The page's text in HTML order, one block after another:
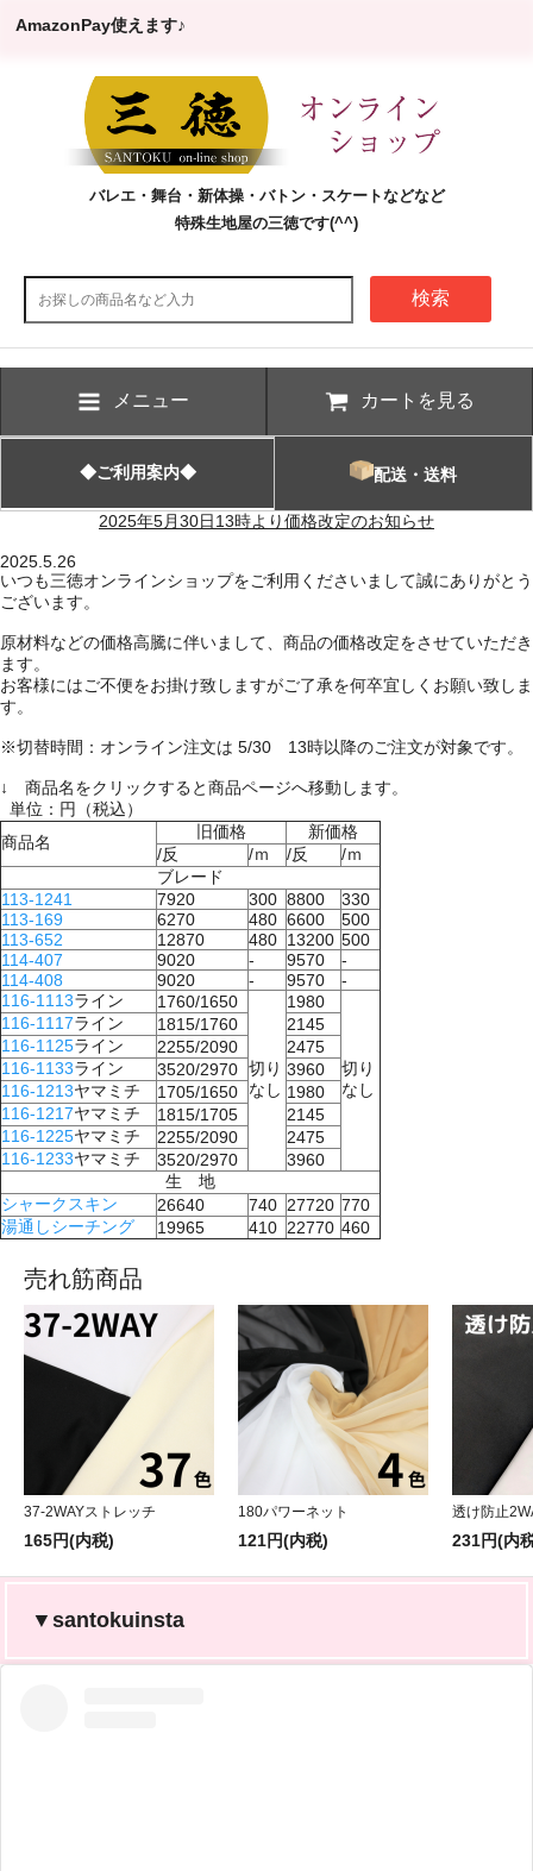
AmazonPay使えます♪
バレエ・舞台・新体操・バトン・スケートなどなど
特殊生地屋の三徳です(^^)
検索
メニュー カートを見る
◆ご利用案内◆ 配送・送料
2025年5月30日13時より価格改定のお知らせ
2025.5.26
いつも三徳オンラインショップをご利用くださいまして誠にありがとう
ございます。
原材料などの価格高騰に伴いまして、商品の価格改定をさせていただき
ます。
お客様にはご不便をお掛け致しますがご了承を何卒宜しくお願い致しま
す。
※切替時間：オンライン注文は 5/30 13時以降のご注文が対象です。
↓ 商品名をクリックすると商品ページへ移動します。
単位：円（税込）
商品名
旧価格
新価格
/反
/ｍ /反
/ｍ
ブレード
113-1241
7920 300 8800
330
113-169
6270 480 6600
500
113-652
12870 480 13200 500
114-407
9020 - 9570
-
114-408
9020 - 9570
-
116-1113ライン 1760/1650
切り
なし
1980
切り
なし
116-1117ライン 1815/1760
2145
116-1125ライン 2255/2090
2475
116-1133ライン 3520/2970
3960
116-1213ヤマミチ 1705/1650
1980
116-1217ヤマミチ 1815/1705
2145
116-1225ヤマミチ 2255/2090
2475
116-1233ヤマミチ 3520/2970
3960
生 地
シャークスキン
26640 740 27720 770
湯通しシーチング
19965 410 22770 460
売れ筋商品
37-2WAYストレッチ
165円(内税)
180パワーネット
121円(内税)
透け防止
231円(内
▼santokuinsta